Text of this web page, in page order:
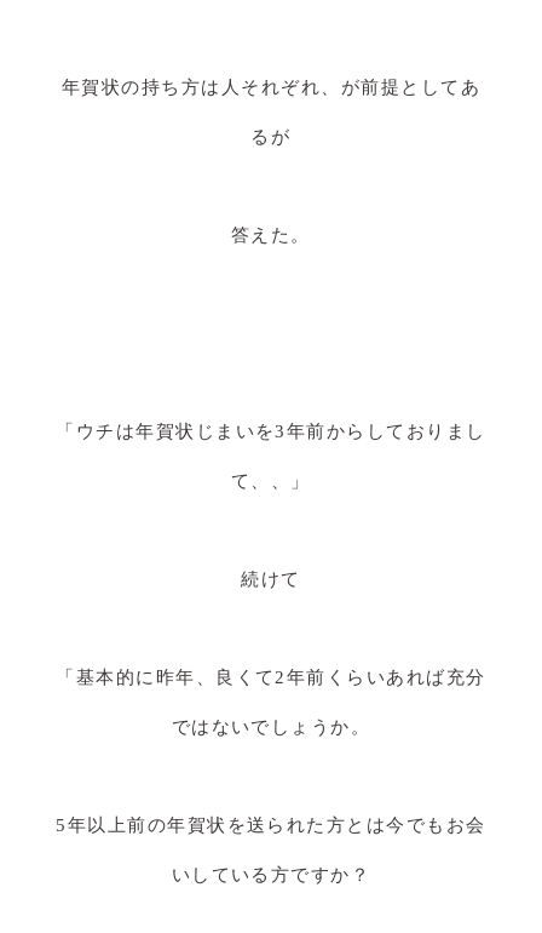
年賀状の持ち方は人それぞれ、が前提としてあ
るが
答えた。
「ウチは年賀状じまいを3年前からしておりまし
て、、」
続けて
「基本的に昨年、良くて2年前くらいあれば充分
ではないでしょうか。
5年以上前の年賀状を送られた方とは今でもお会
いしている方ですか？